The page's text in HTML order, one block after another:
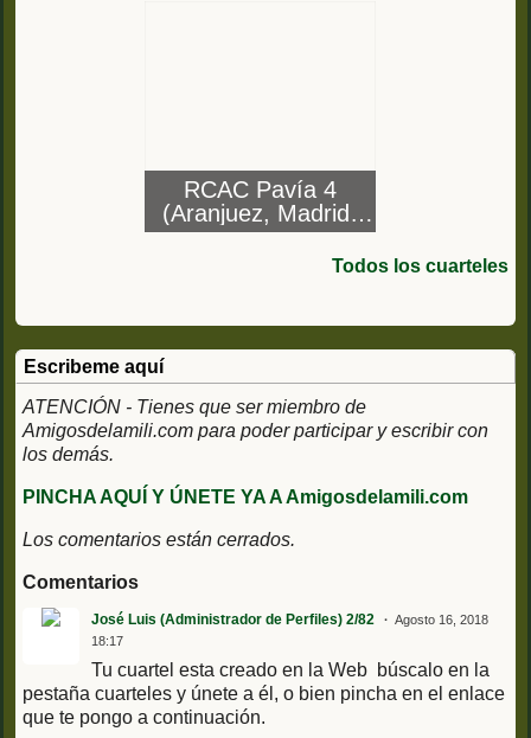
RCAC Pavía 4
(Aranjuez, Madrid)
Regimiento de
Caballería AcorazadoTodos los cuarteles
Escribeme aquí
ATENCIÓN - Tienes que ser miembro de
Amigosdelamili.com para poder participar y escribir con
los demás.
PINCHA AQUÍ Y ÚNETE YA A Amigosdelamili.com
Los comentarios están cerrados.
Comentarios
José Luis (Administrador de Perfiles) 2/82
Agosto 16, 2018
18:17
Tu cuartel esta creado en la Web búscalo en la
pestaña cuarteles y únete a él, o bien pincha en el enlace
que te pongo a continuación.